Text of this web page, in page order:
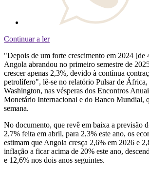
Continuar a ler
"Depois de um forte crescimento em 2024 [de
Angola abrandou no primeiro semestre de
crescer apenas 2,3%, devido à contínua
petrolífero", lê-se no relatório Pulsar de
Washington, nas vésperas dos Encontros
Monetário Internacional e do Banco Mundial,
semana.
No documento, que revê em baixa a previsão
2,7% feita em abril, para 2,3% este ano, os
estimam que Angola cresça 2,6% em 2026 e
inflação a ficar acima de 20% este ano,
e 12,6% nos dois anos seguintes.